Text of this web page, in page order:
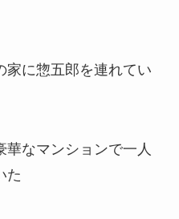
家に惣五郎を連れてい
なマンションで一人
た